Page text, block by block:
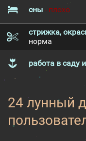
сны - плохо
стрижка,
норма
работа в саду
24 лунный